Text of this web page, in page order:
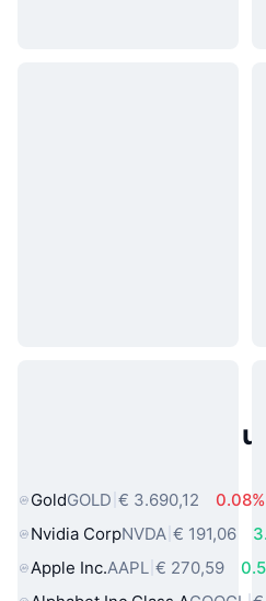
Populaire activa
GoldGOLD € 3.690,12
0.08%
Nvidia CorpNVDA € 191,06
Apple Inc.AAPL € 270,59